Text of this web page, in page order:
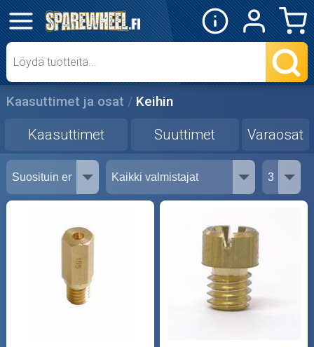
✕
Mopon osat
Kaasuttimet
Suuttimet
Varaosat
Skootterin osat
Crossipyörän osat
Moottoripyörän osat
Kaasuttimet ja osat Keihin
Kaasuttimet Suuttimet Varaosat